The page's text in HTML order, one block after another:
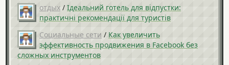
отдых / Ідеальний готель для відпустки:
практичні рекомендації для туристів
Социальные сети / Как увеличить
эффективность продвижения в Facebook без
сложных инструментов